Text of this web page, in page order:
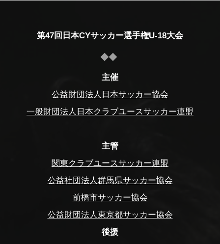
第47回日本CYサッカー選手権U-18大会
主催
公益財団法人日本サッカー協会
一般財団法人日本クラブユースサッカー連盟
主管
関東クラブユースサッカー連盟
公益社団法人群馬県サッカー協会
前橋市サッカー協会
公益財団法人東京都サッカー協会
後援